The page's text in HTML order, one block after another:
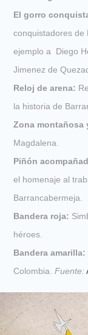
El gorro
conquistadores de
ejemplo a Diego
Jimenez de
Reloj de arena:
la historia de
Zona montañosa
Magdalena.
Piñón
el homenaje al
Barrancabermeja.
Bandera roja:
héroes.
Bandera amarilla:
Colombia.Fuente: